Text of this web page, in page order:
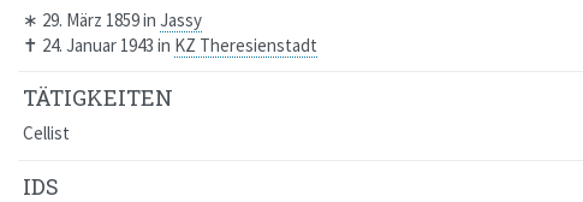
∗ 29. März 1859in Jassy
✝ 24. Januar 1943 in KZ Theresienstadt
TÄTIGKEITEN
Cellist
IDS